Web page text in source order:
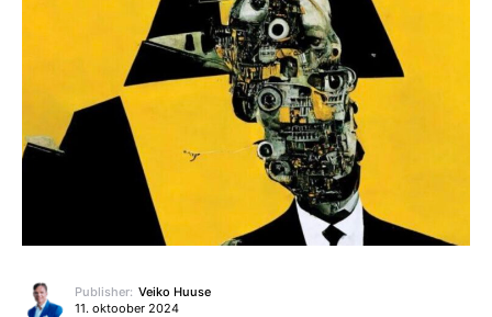
Publisher: Veiko Huuse
11. oktoober 2024